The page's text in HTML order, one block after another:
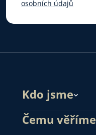
osobních údajů
Kdo jsme
Čemu věříme